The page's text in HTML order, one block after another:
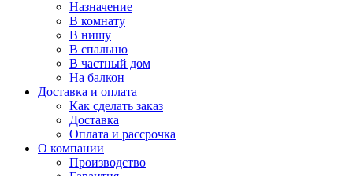
Назначение
В комнату
В нишу
В спальню
В частный дом
На балкон
Доставка и оплата
Как сделать заказ
Доставка
Оплата и рассрочка
О компании
Производство